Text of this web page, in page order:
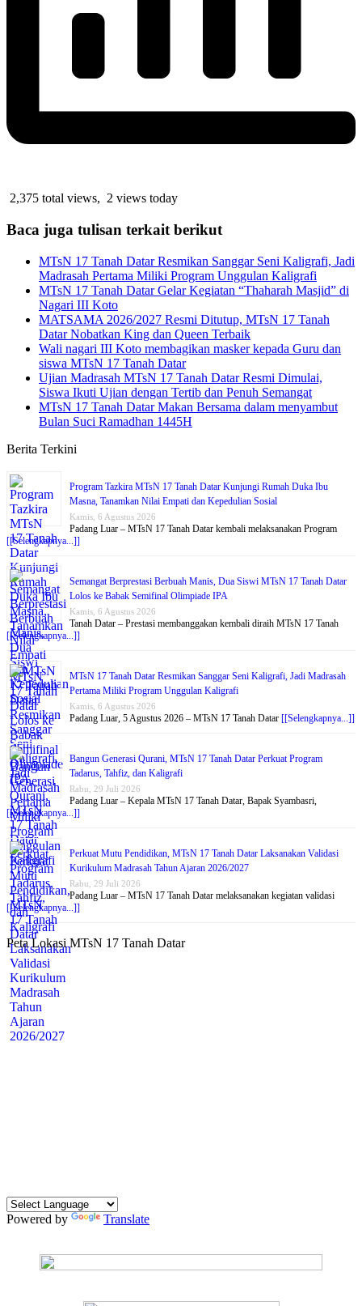
2,375 total views, 2 views today
Baca juga tulisan terkait berikut
MTsN 17 Tanah Datar Resmikan Sanggar Seni Kaligrafi, Jadi
Madrasah Pertama Miliki Program Unggulan Kaligrafi
MTsN 17 Tanah Datar Gelar Kegiatan “Thaharah Masjid” di
Nagari III Koto
MATSAMA 2026/2027 Resmi Ditutup, MTsN 17 Tanah
Datar Nobatkan King dan Queen Terbaik
Wali nagari III Koto membagikan masker kepada Guru dan
siswa MTsN 17 Tanah Datar
Ujian Madrasah MTsN 17 Tanah Datar Resmi Dimulai,
Siswa Ikuti Ujian dengan Tertib dan Penuh Semangat
MTsN 17 Tanah Datar Makan Bersama dalam menyambut
Bulan Suci Ramadhan 1445H
Berita Terkini
Program Tazkira MTsN 17 Tanah Datar Kunjungi Rumah Duka Ibu
Masna, Tanamkan Nilai Empati dan Kepedulian Sosial
Kamis, 6 Agustus 2026
Padang Luar – MTsN 17 Tanah Datar kembali melaksanakan Program
[[Selengkapnya...]]
Semangat Berprestasi Berbuah Manis, Dua Siswi MTsN 17 Tanah Datar
Lolos ke Babak Semifinal Olimpiade IPA
Kamis, 6 Agustus 2026
Tanah Datar – Prestasi membanggakan kembali diraih MTsN 17 Tanah
[[Selengkapnya...]]
MTsN 17 Tanah Datar Resmikan Sanggar Seni Kaligrafi, Jadi Madrasah
Pertama Miliki Program Unggulan Kaligrafi
Kamis, 6 Agustus 2026
Padang Luar, 5 Agustus 2026 – MTsN 17 Tanah Datar [[Selengkapnya...]]
Bangun Generasi Qurani, MTsN 17 Tanah Datar Perkuat Program
Tadarus, Tahfiz, dan Kaligrafi
Rabu, 29 Juli 2026
Padang Luar – Kepala MTsN 17 Tanah Datar, Bapak Syambasri,
[[Selengkapnya...]]
Perkuat Mutu Pendidikan, MTsN 17 Tanah Datar Laksanakan Validasi
Kurikulum Madrasah Tahun Ajaran 2026/2027
Rabu, 29 Juli 2026
Padang Luar – MTsN 17 Tanah Datar melaksanakan kegiatan validasi
[[Selengkapnya...]]
Peta Lokasi MTsN 17 Tanah Datar
Powered by Translate